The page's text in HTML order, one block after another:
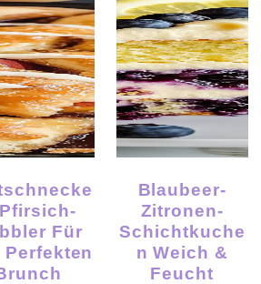
Für
Perfekten
Blaubeer-
Zitronen-
Schichtkuche
N Weich &
Feucht